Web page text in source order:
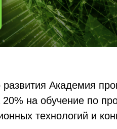
развития Академия
на обучение по
технологий и